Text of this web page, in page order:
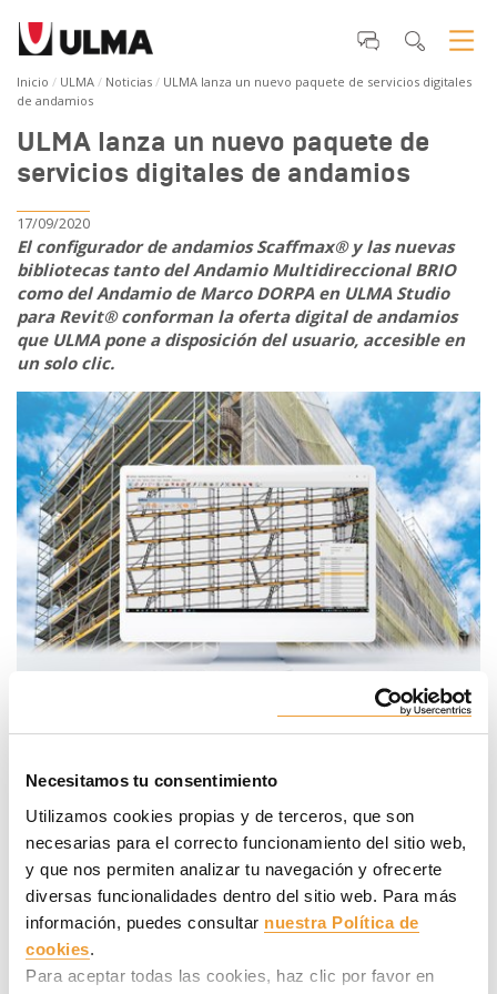
Necesitamos tu consentimiento
Utilizamos cookies propias y de terceros, que son
necesarias para el correcto funcionamiento del sitio web,
y que nos permiten analizar tu navegación y ofrecerte
diversas funcionalidades dentro del sitio web. Para más
información, puedes consultar nuestra Política de
cookies.
Para aceptar todas las cookies, haz clic por favor en
Inicio ULMA Noticias
ULMA lanza un nuevo paquete de servicios digitales
de andamios
ULMA lanza un nuevo paquete de
servicios digitales de andamios
17/09/2020
El configurador de andamios Scaffmax® y las nuevas
bibliotecas tanto del Andamio Multidireccional BRIO
como del Andamio de Marco DORPA en ULMA Studio
para Revit® conforman la oferta digital de andamios
que ULMA pone a disposición del usuario, accesible en
un solo clic.
es facilitar el día a día del cliente, incrementar y
mejorar la productividad agilizando los procesos y las
gestiones,desde el inicio hasta el final del proyecto.
Todo nuestro universo BIM a tu alcance para compartir
nuestros medios y dar forma a tus ideas.
Las familias de andamio en Revit®, así como elmoldaje
modular ligero COMAIN
sistemas de moldaje: el moldaje modular ORMA, el moldaje